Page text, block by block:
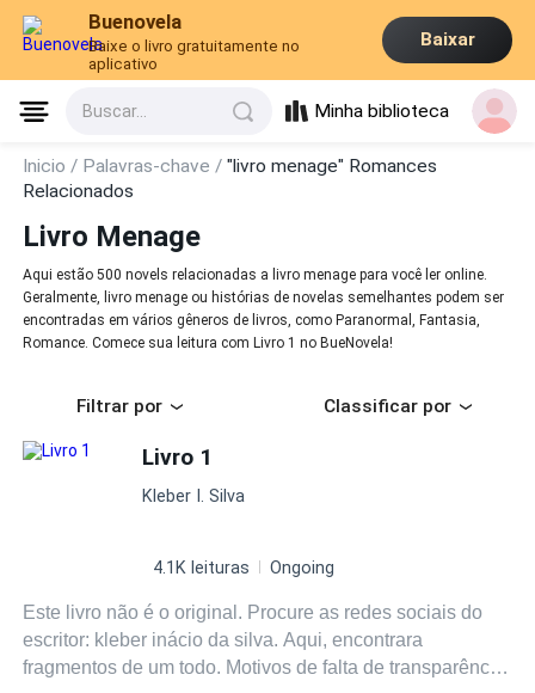
Buenovela
Baixe o livro gratuitamente no
aplicativo
Baixar
Buscar... Minha biblioteca
Inicio / Palavras-chave /"livro menage" Romances
Relacionados
Livro Menage
Aqui estão 500 novels relacionadas a livro menage para você ler online.
Geralmente, livro menage ou histórias de novelas semelhantes podem ser
encontradas em vários gêneros de livros, como Paranormal, Fantasia,
Romance. Comece sua leitura com Livro 1 no BueNovela!
Filtrar por Classificar por
Livro 1
Kleber I. Silva
4.1K leituras Ongoing
Este livro não é o original. Procure as redes sociais do
escritor: kleber inácio da silva. Aqui, encontrara
fragmentos de um todo. Motivos de falta de transparência